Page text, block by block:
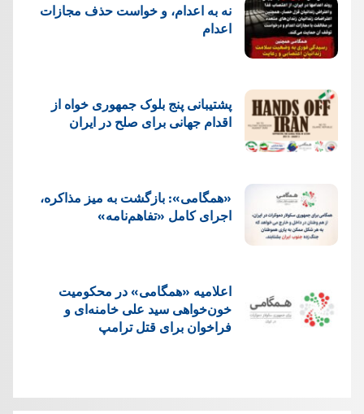
نه به اعدام، و خواست حذف مجازات
اعدام
پشتيبانی پنج بلوک جمهوری خواه از
اقدام جهانی برای صلح در ایران
«همگامی»: بازگشت به میز مذاکره،
اجرای کامل «تفاهم‌نامه»
اعلامیه «همگامی» در محکومیت
خون‌خواهی سید علی خامنه‌ای و
فراخوان برای قتل ترامپ